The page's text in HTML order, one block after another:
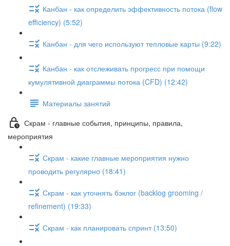
Канбан - как определить эффективность потока (flow
efficiency) (5:52)
Канбан - для чего используют тепловые карты (9:22)
Канбан - как отслеживать прогресс при помощи
кумулятивной диаграммы потока (CFD) (12:42)
Материалы занятий
Скрам - главные события, принципы, правила,
мероприятия
Скрам - какие главные мероприятия нужно
проводить регулярно (18:41)
Скрам - как уточнять бэклог (backlog grooming /
refinement) (19:33)
Скрам - как планировать спринт (13:50)